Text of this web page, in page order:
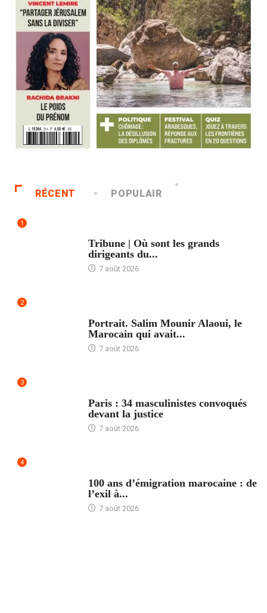
RÉCENT POPULAIR
1
Tribune | Où sont les grands
dirigeants du...
7 août 2026
2
Portrait. Salim Mounir Alaoui, le
Marocain qui avait...
7 août 2026
3
Paris : 34 masculinistes convoqués
devant la justice
7 août 2026
4
100 ans d’émigration marocaine : de
l’exil à...
7 août 2026